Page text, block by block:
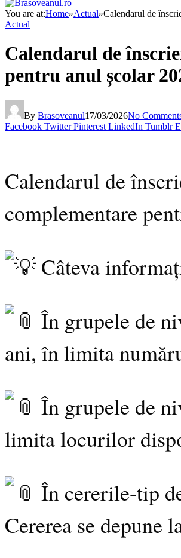
You are at:Home»Actual»Calendarul de
Actual
Calendarul de
pentru anul școlar
By Brasoveanul17/03/2026No
Facebook Twitter Pinterest LinkedIn Tumblr
Calendarul de
complementare
Câteva
În grupele de
ani, în limita
În grupele de
limita locurilor
În cererile-tip
Cererea se depune